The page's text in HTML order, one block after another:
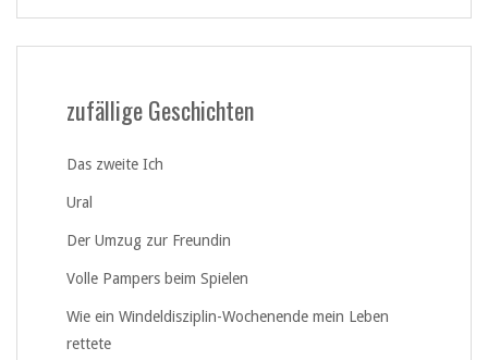
zufällige Geschichten
Das zweite Ich
Ural
Der Umzug zur Freundin
Volle Pampers beim Spielen
Wie ein Windeldisziplin-Wochenende mein Leben
rettete